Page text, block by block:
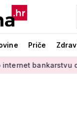
Priče
do vrtlarenja i